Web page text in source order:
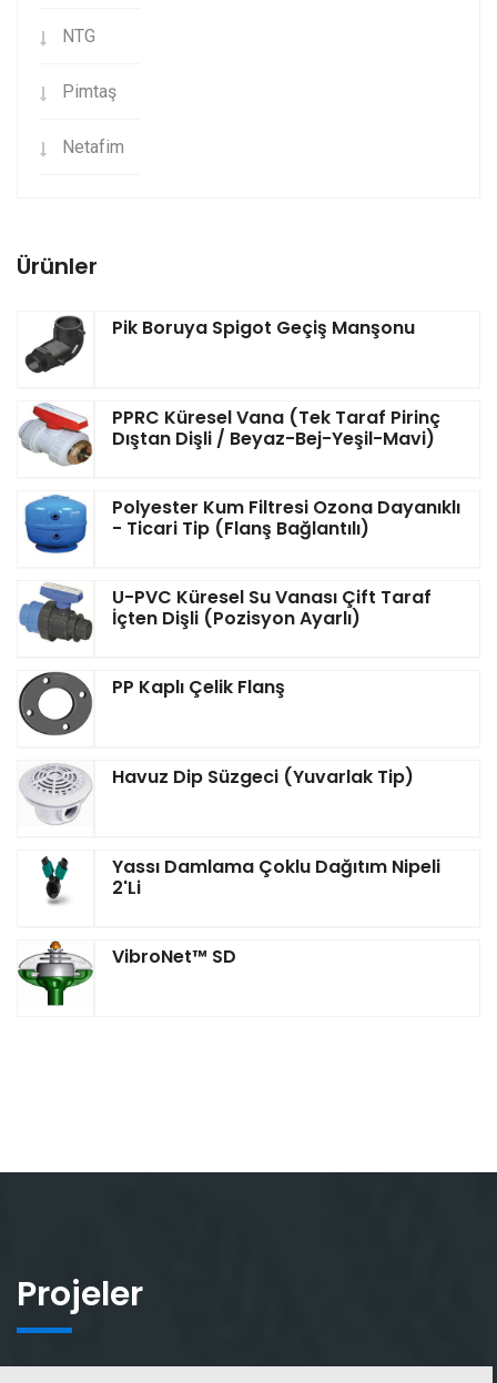
NTG
Pimtaş
Netafim
Ürünler
Pik Boruya Spigot Geçiş Manşonu
PPRC Küresel Vana (Tek Taraf Pirinç
Dıştan Dişli / Beyaz-Bej-Yeşil-Mavi)
Polyester Kum Filtresi Ozona Dayanıklı
- Ticari Tip (Flanş Bağlantılı)
U-PVC Küresel Su Vanası Çift Taraf
İçten Dişli (Pozisyon Ayarlı)
PP Kaplı Çelik Flanş
Havuz Dip Süzgeci (Yuvarlak Tip)
Yassı Damlama Çoklu Dağıtım Nipeli
2'li
VibroNet™ SD
Projeler